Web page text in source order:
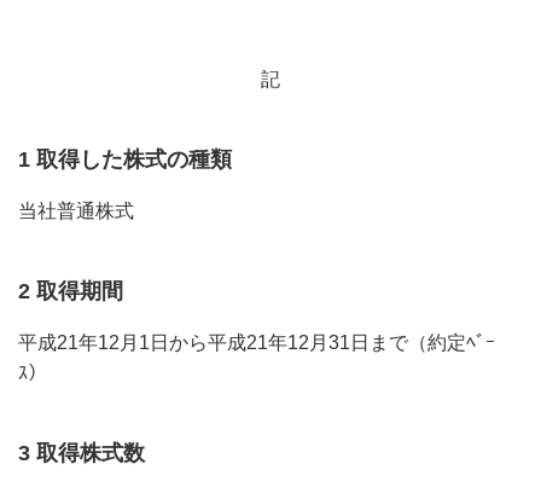
記
1 取得した株式の種類
当社普通株式
2 取得期間
平成21年12月1日から平成21年12月31日まで（約定ﾍﾞｰ
ｽ）
3 取得株式数